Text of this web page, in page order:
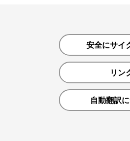
安全にサイ
リン
自動翻訳